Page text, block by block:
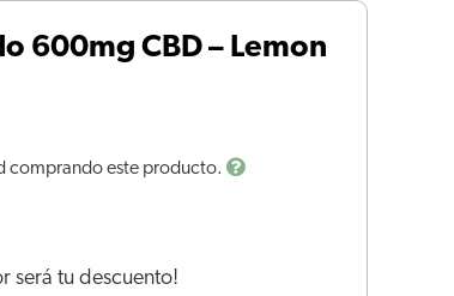
600mg CBD – Lemon
comprando este producto.
será tu descuento!